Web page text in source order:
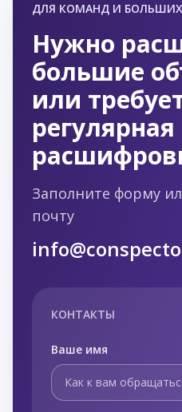
ДЛЯ КОМАНД И
Нужно
большие
или
регулярная
Заполните форму
почту
КОНТАКТЫ
Ваше имя